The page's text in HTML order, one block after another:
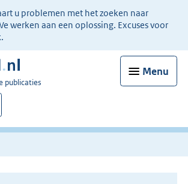
u problemen met het zoeken naar
werken aan een oplossing. Excuses voor
Menu
publicaties